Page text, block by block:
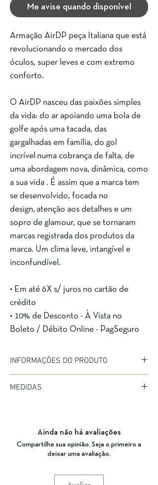
Me avise quando disponível
Armação AirDP peça Italiana que está
revolucionando o mercado dos
óculos, super leves e com extremo
conforto.
O AirDP nasceu das paixões simples
da vida: do ar apoiando uma bola de
golfe após uma tacada, das
gargalhadas em família, do gol
incrível numa cobrança de falta, de
uma abordagem nova, dinâmica, como
a sua vida . É assim que a marca tem
se desenvolvido, focada no
design, atenção aos detalhes e um
sopro de glamour, que se tornaram
marcas registrada dos produtos da
marca. Um clima leve, intangível e
inconfundível.
• Em até 6X s/ juros no cartão de
crédito
• 10% de Desconto - À Vista no
Boleto / Débito Online - PagSeguro
INFORMAÇÕES DO PRODUTO
Modelo: DUDU
Garantia: 3 Meses
MEDIDAS
Ainda não há avaliações
Compartilhe sua opinião. Seja o primeiro a
deixar uma avaliação.